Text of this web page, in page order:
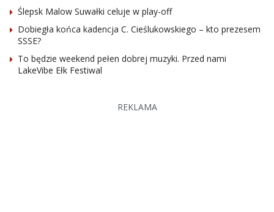
Ślepsk Malow Suwałki celuje w play-off
Dobiegła końca kadencja C. Cieślukowskiego – kto prezesem
SSSE?
To będzie weekend pełen dobrej muzyki. Przed nami
LakeVibe Ełk Festiwal
REKLAMA